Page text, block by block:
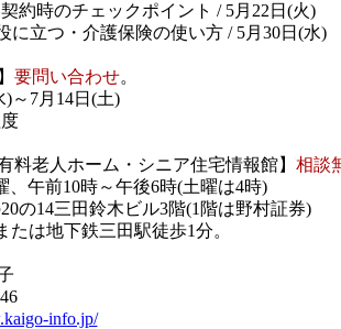
約時のチェックポイント / 5月22日(火)
に立つ・介護保険の使い方 / 5月30日(水)
要問い合わせ。
)～7月14日(土)
料老人ホーム・シニア住宅情報館】 相談
、午前10時～午後6時(土曜は4時)
の14三田鈴木ビル3階(1階は野村証券)
たは地下鉄三田駅徒歩1分。
info.jp/